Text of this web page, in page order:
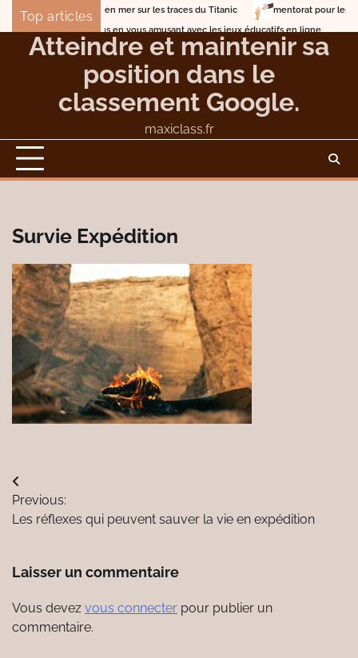
Skip
content
Top articles
Lune de miel en mer sur les traces du Titanic
mentorat pour les
Entrainez-vous en vous amusant avec les jeux éducatifs en ligne
Atteindre et maintenir sa
position dans le
classement Google.
maxiclass.fr
Survie Expédition
Navigation
de
Previous:
Les réflexes qui peuvent sauver la vie en expédition
Laisser un commentaire
Vous devez vous connecter pour publier un
commentaire.